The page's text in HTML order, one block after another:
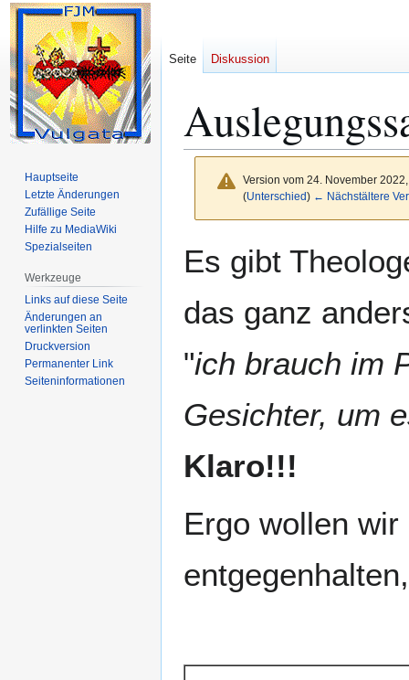
Version vom 24. November
(Unterschied) ← Nächstältere
Navigation
Suche
Es gibt
das ganz
"ich brauch im
Gesichter, um
Klaro!!!
Ergo wollen
entgegenhalten,
Seite Diskussion
Hauptseite
Letzte Änderungen
Zufällige Seite
Hilfe zu MediaWiki
Spezialseiten
Werkzeuge
Links auf diese Seite
Änderungen an
verlinkten Seiten
Druckversion
Permanenter Link
Seiten­­informationen